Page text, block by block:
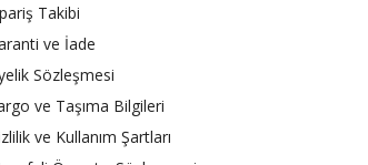
Takibi
ve İade
Sözleşmesi
ve Taşıma Bilgileri
ve Kullanım Şartları